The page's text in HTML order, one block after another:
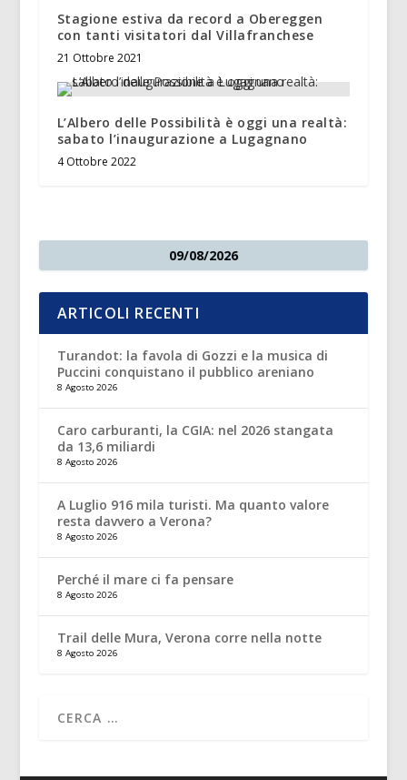
Stagione estiva da record a Obereggen
con tanti visitatori dal Villafranchese
21 Ottobre 2021
L’Albero delle Possibilità è oggi una realtà:
sabato l’inaugurazione a Lugagnano
4 Ottobre 2022
09/08/2026
ARTICOLI RECENTI
Turandot: la favola di Gozzi e la musica di
Puccini conquistano il pubblico areniano
8 Agosto 2026
Caro carburanti, la CGIA: nel 2026 stangata
da 13,6 miliardi
8 Agosto 2026
A Luglio 916 mila turisti. Ma quanto valore
resta davvero a Verona?
8 Agosto 2026
Perché il mare ci fa pensare
8 Agosto 2026
Trail delle Mura, Verona corre nella notte
8 Agosto 2026